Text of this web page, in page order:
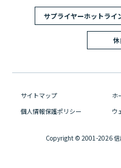
サプライヤーホットライ
サイトマップ
ホ
個人情報保護ポリシー
ウ
Copyright © 2001-2026 信